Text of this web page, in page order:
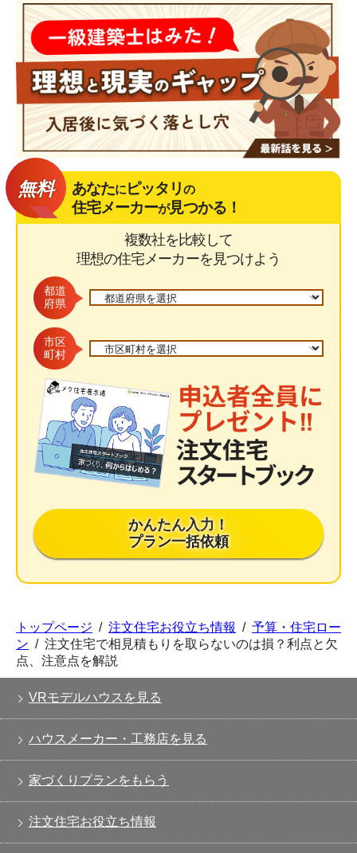
無料 あなたに ピッタリの
住宅メーカーが見つかる！
複数社を比較して
理想の住宅メーカーを見つけよう
都道
府県
市区
町村
かんたん入力！
プラン一括依頼
トップページ / 注文住宅お役立ち情報 / 予算・住宅ロー
ン / 注文住宅で相見積もりを取らないのは損？利点と欠
点、注意点を解説
VRモデルハウスを見る
ハウスメーカー・工務店を見る
家づくりプランをもらう
注文住宅お役立ち情報